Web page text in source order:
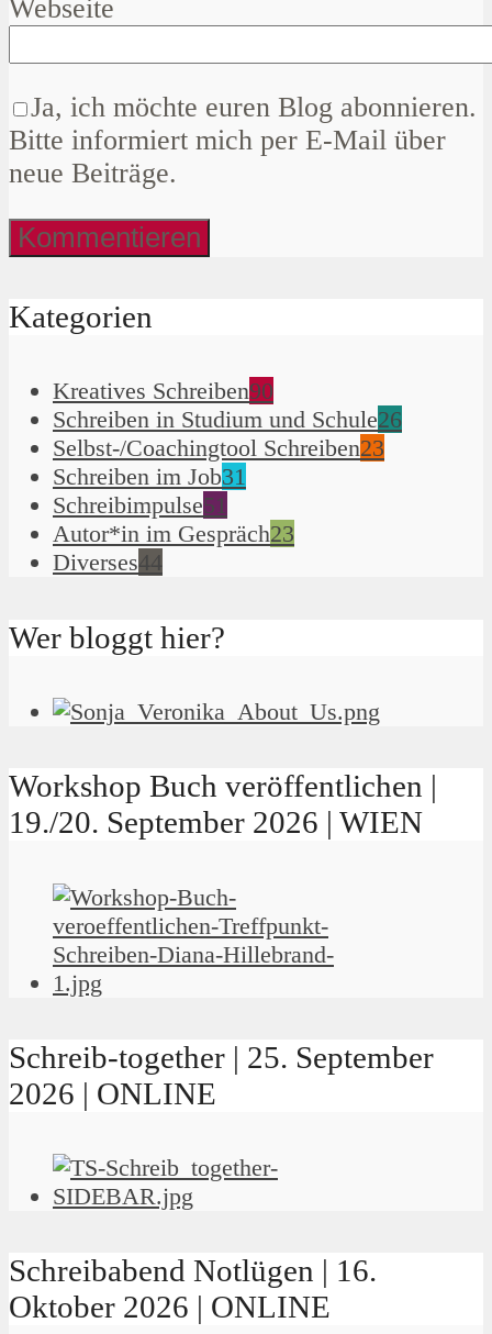
Webseite
Ja, ich möchte euren Blog abonnieren.
Bitte informiert mich per E-Mail über
neue Beiträge.
Kategorien
Kreatives Schreiben90
Schreiben in Studium und Schule26
Selbst-/Coachingtool Schreiben23
Schreiben im Job31
Schreibimpulse51
Autor*in im Gespräch23
Diverses44
Wer bloggt hier?
Workshop Buch veröffentlichen |
19./20. September 2026 | WIEN
Schreib-together | 25. September
2026 | ONLINE
Schreibabend Notlügen | 16.
Oktober 2026 | ONLINE